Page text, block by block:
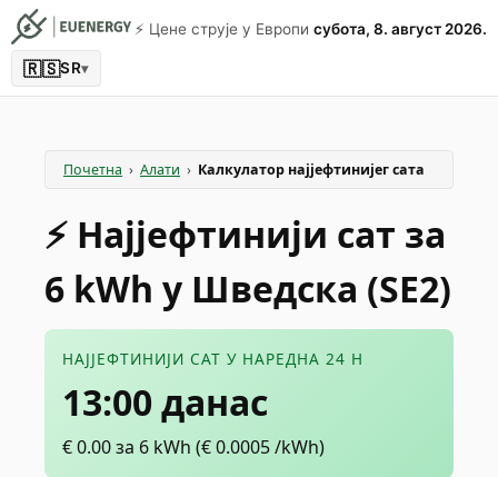
⚡️ Цене струје у Европи субота, 8. август 2026.
🇷🇸SR▾
Почетна › Алати › Калкулатор најјефтинијег сата
⚡️ Најјефтинији сат за
6 kWh у Шведска (SE2)
НАЈЈЕФТИНИЈИ САТ У НАРЕДНА 24 H
13:00 данас
€0.00за 6 kWh (€0.0005/kWh)